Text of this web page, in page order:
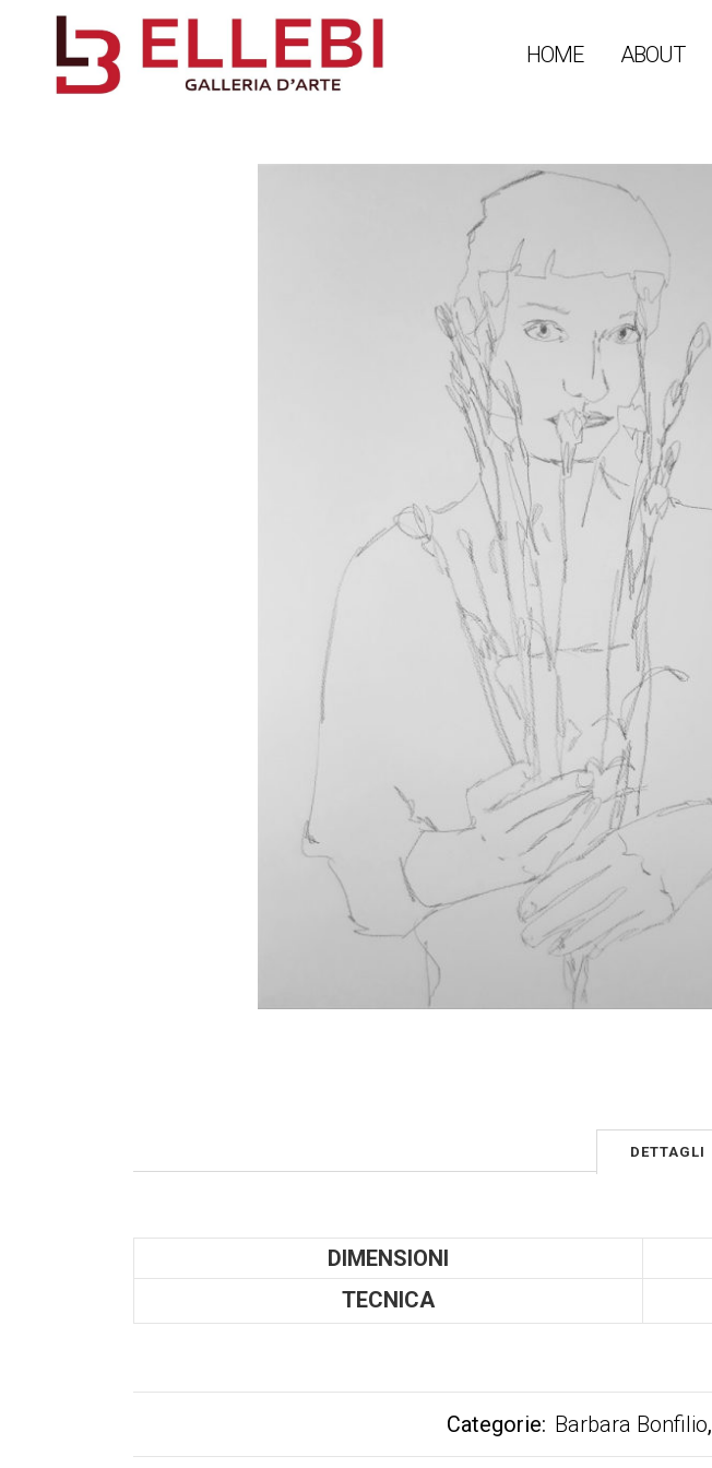
HOME ABOUT
DETTAGLI
DIMENSIONI
TECNICA
Categorie: Barbara Bonfilio,